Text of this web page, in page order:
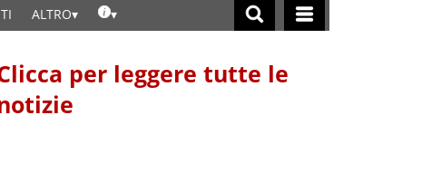
ALTRO
per leggere tutte le